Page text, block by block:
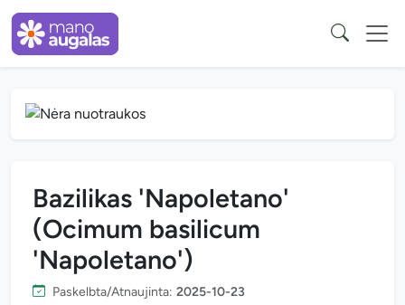
Bazilikas 'Napoletano'
(Ocimum basilicum
'Napoletano')
Paskelbta/Atnaujinta: 2025-10-23